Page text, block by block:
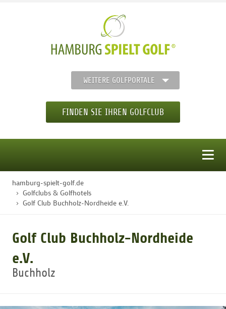
WEITERE GOLFPORTALE
FINDEN SIE IHREN GOLFCLUB
STARTSEITE
GOLFTURNIERE
hamburg-spielt-golf.de
Golfclubs & Golfhotels
Golf Club Buchholz-Nordheide e.V.
Golf Club Buchholz-Nordheide
e.V.
Buchholz